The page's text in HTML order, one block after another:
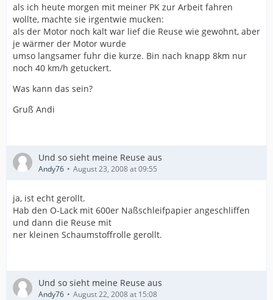
als ich heute morgen mit meiner PK zur Arbeit fahren
wollte, machte sie irgentwie mucken:
als der Motor noch kalt war lief die Reuse wie gewohnt, aber
je wärmer der Motor wurde
umso langsamer fuhr die kurze. Bin nach knapp 8km nur
noch 40 km/h getuckert.
Was kann das sein?
Gruß Andi
Und so sieht meine Reuse aus
Andy76 August 23, 2008 at 09:55
ja, ist echt gerollt.
Hab den O-Lack mit 600er Naßschleifpapier angeschliffen
und dann die Reuse mit
ner kleinen Schaumstoffrolle gerollt.
Und so sieht meine Reuse aus
Andy76 August 22, 2008 at 15:08